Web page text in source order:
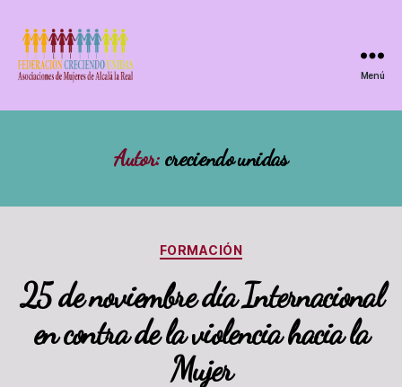
Menú
Autor: creciendo unidas
FORMACIÓN
25 de noviembre día Internacional
en contra de la violencia hacia la
Mujer